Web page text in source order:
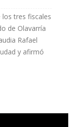
tres fiscales
de Olavarría
Rafael
y afirmó